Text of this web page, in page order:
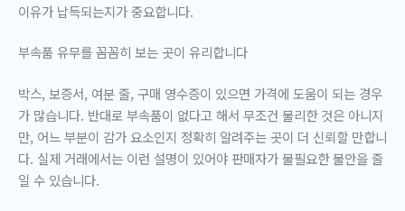
이유가 납득되는지가 중요합니다.
부속품 유무를 꼼꼼히 보는 곳이 유리합니다
박스, 보증서, 여분 줄, 구매 영수증이 있으면 가격에 도움이 되는 경우
가 많습니다. 반대로 부속품이 없다고 해서 무조건 불리한 것은 아니지
만, 어느 부분이 감가 요소인지 정확히 알려주는 곳이 더 신뢰할 만합니
다. 실제 거래에서는 이런 설명이 있어야 판매자가 불필요한 불안을 줄
일 수 있습니다.